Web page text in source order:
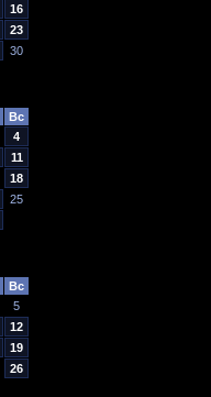
16
23
30
Вс
4
11
18
25
Вс
5
12
19
26